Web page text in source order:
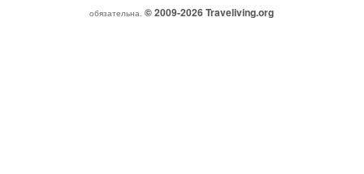
обязательна. © 2009-2026Traveliving.org